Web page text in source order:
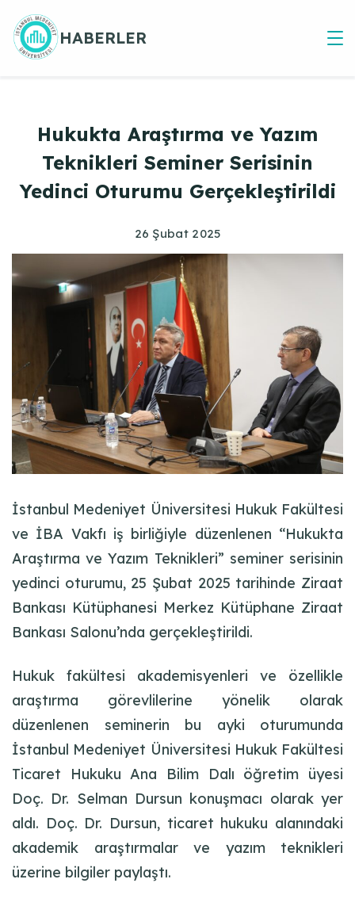
Skip
to
content
HABERLER
Hukukta Araştırma ve Yazım
Teknikleri Seminer Serisinin
Yedinci Oturumu Gerçekleştirildi
26 Şubat 2025
İstanbul Medeniyet Üniversitesi Hukuk Fakültesi
ve İBA Vakfı iş birliğiyle düzenlenen “Hukukta
Araştırma ve Yazım Teknikleri” seminer serisinin
yedinci oturumu, 25 Şubat 2025 tarihinde Ziraat
Bankası Kütüphanesi Merkez Kütüphane Ziraat
Bankası Salonu’nda gerçekleştirildi.
Hukuk fakültesi akademisyenleri ve özellikle
araştırma görevlilerine yönelik olarak
düzenlenen seminerin bu ayki oturumunda
İstanbul Medeniyet Üniversitesi Hukuk Fakültesi
Ticaret Hukuku Ana Bilim Dalı öğretim üyesi
Doç. Dr. Selman Dursun konuşmacı olarak yer
aldı. Doç. Dr. Dursun, ticaret hukuku alanındaki
akademik araştırmalar ve yazım teknikleri
üzerine bilgiler paylaştı.